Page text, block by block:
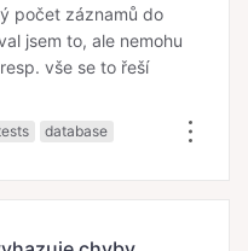
počet záznamů do
jsem to, ale nemohu
vše se to řeší
database